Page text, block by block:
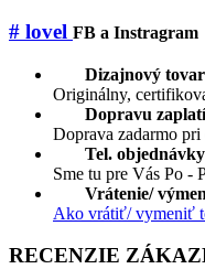
# lovel FB a Instragram
Dizajnový tovar
Originálny,
Dopravu
Doprava zadarmo
Tel.
Sme tu pre Vás Po -
Vrátenie/
Ako vrátiť/ vymeniť
RECENZIE